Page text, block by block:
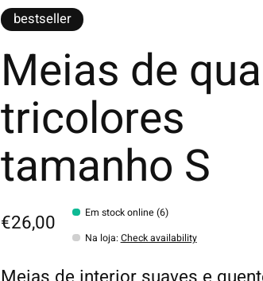
bestseller
Meias de
tricolores
tamanho S
€26,00
Em stock online (6)
Na loja: Check availability